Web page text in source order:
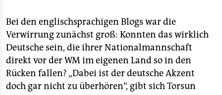
Bei den englischsprachigen Blogs war die
Verwirrung zunächst groß: Konnten das wirklich
Deutsche sein, die ihrer Nationalmannschaft
direkt vor der WM im eigenen Land so in den
Rücken fallen? „Dabei ist der deutsche Akzent
doch gar nicht zu überhören“, gibt sich Torsun